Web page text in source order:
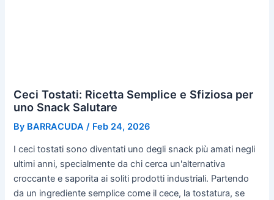
Ceci Tostati: Ricetta Semplice e Sfiziosa per
uno Snack Salutare
By BARRACUDA / Feb 24, 2026
I ceci tostati sono diventati uno degli snack più amati negli
ultimi anni, specialmente da chi cerca un'alternativa
croccante e saporita ai soliti prodotti industriali. Partendo
da un ingrediente semplice come il cece, la tostatura, se